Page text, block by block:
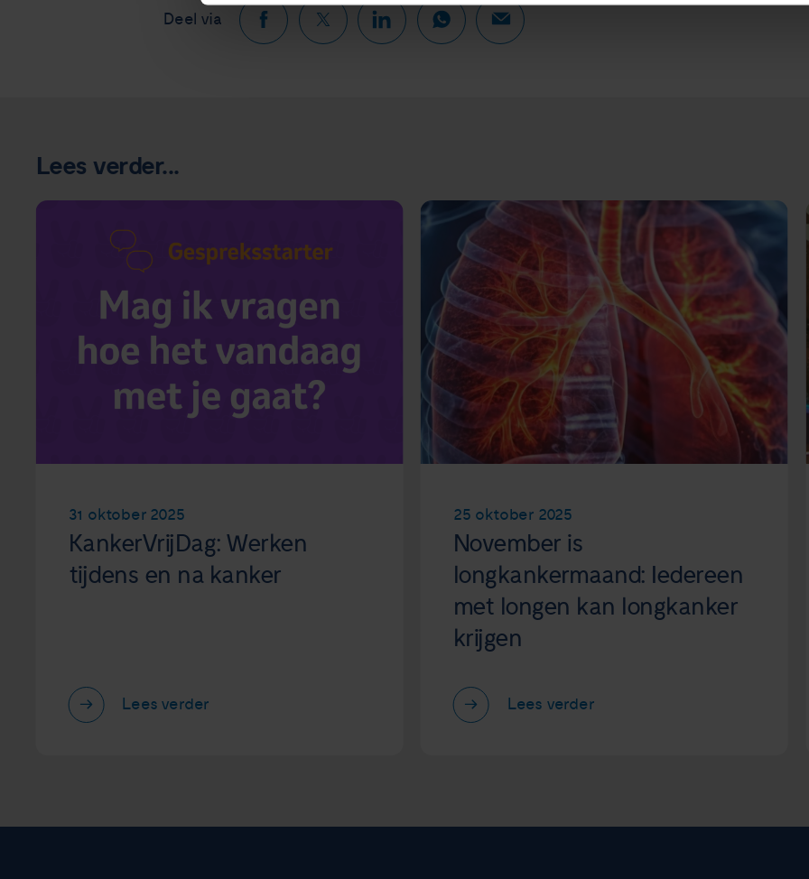
Deel via
Lees verder...
31 oktober 2025
KankerVrijDag: Werken
tijdens en na kanker
Lees verder
25 oktober 2025
November is
longkankermaand: Iedereen
met longen kan longkanker
krijgen
Lees verder